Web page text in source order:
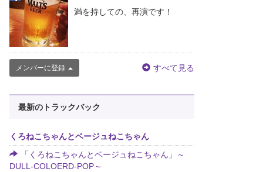
満を持しての、再演です！
メンバーに登録 すべて見る
最新のトラックバック
くろねこちゃんとベージュねこちゃん
「くろねこちゃんとベージュねこちゃん」～
DULL-COLOERD-POP～